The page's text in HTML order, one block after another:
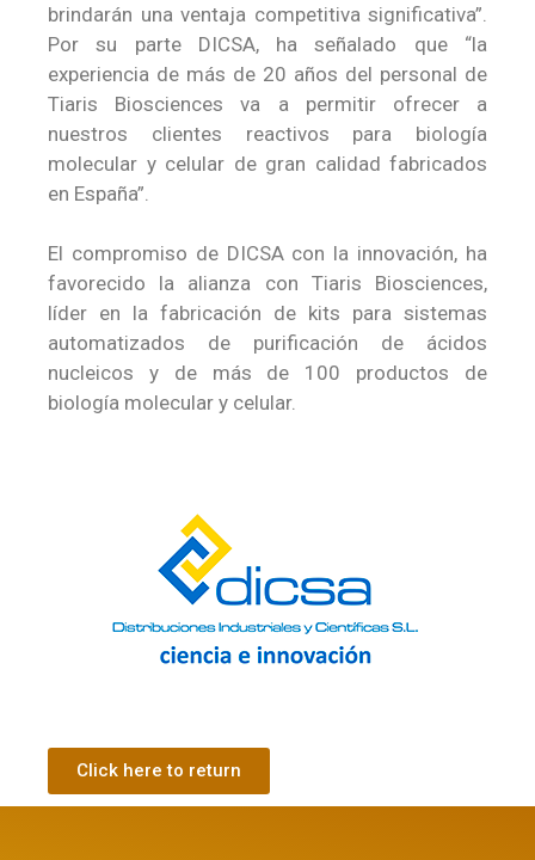
brindarán una ventaja competitiva significativa”.
Por su parte DICSA, ha señalado que “la
experiencia de más de 20 años del personal de
Tiaris Biosciences va a permitir ofrecer a
nuestros clientes reactivos para biología
molecular y celular de gran calidad fabricados
en España”.
El compromiso de DICSA con la innovación, ha
favorecido la alianza con Tiaris Biosciences,
líder en la fabricación de kits para sistemas
automatizados de purificación de ácidos
nucleicos y de más de 100 productos de
biología molecular y celular.
Click here to return